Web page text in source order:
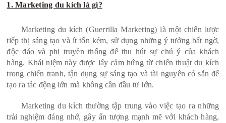
1. Marketing du kích là gì?
Marketing du kích (Guerrilla Marketing) là một chiến lược
tiếp thị sáng tạo và ít tốn kém, sử dụng những ý tưởng bất ngờ,
độc đáo và phi truyền thống để thu hút sự chú ý của khách
hàng. Khái niệm này được lấy cảm hứng từ chiến thuật du kích
trong chiến tranh, tận dụng sự sáng tạo và tài nguyên có sẵn để
tạo ra tác động lớn mà không cần đầu tư lớn.
Marketing du kích thường tập trung vào việc tạo ra những
trải nghiệm đáng nhớ, gây ấn tượng mạnh mẽ với khách hàng,